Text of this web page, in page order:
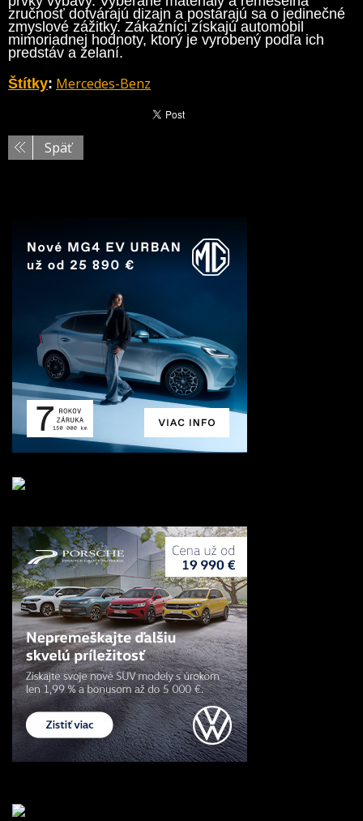
zručnosť dotvárajú dizajn a postarajú sa o jedinečné
zmyslové zážitky. Zákazníci získajú automobil
mimoriadnej hodnoty, ktorý je vyrobený podľa ich
predstáv a želaní.
Štítky: Mercedes-Benz
Späť